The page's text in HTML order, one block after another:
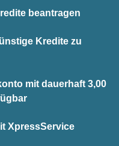
beantragen
Kredite zu
mit dauerhaft 3,00
XpressService